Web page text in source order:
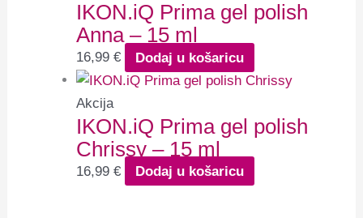
IKON.iQ Prima gel polish
Anna – 15 ml
16,99€ Dodaj u košaricu
Akcija
IKON.iQ Prima gel polish
Chrissy – 15 ml
16,99€ Dodaj u košaricu